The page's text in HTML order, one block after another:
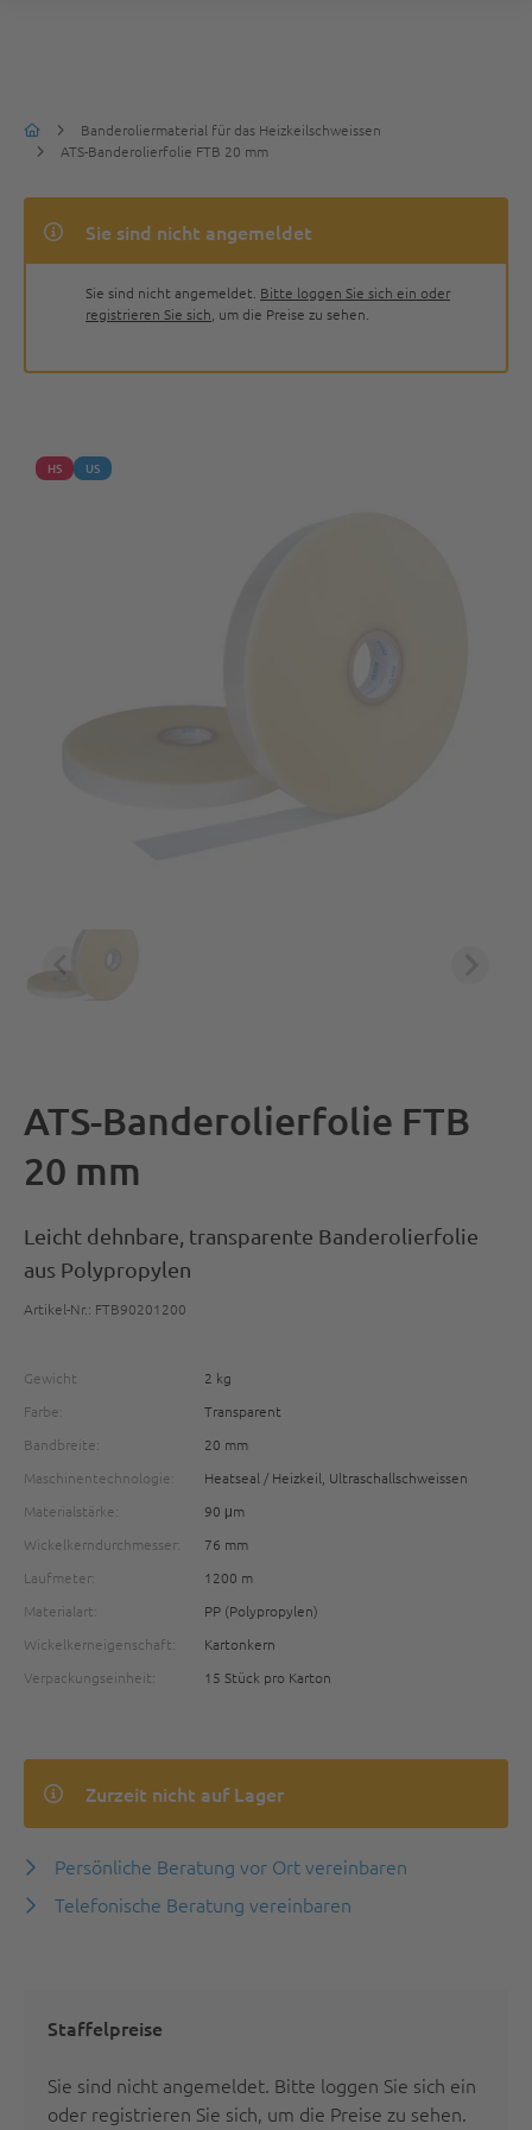
Banderoliermaterial für das Heizkeilschweissen
ATS-Banderolierfolie FTB 20 mm
Sie sind nicht angemeldet
Sie sind nicht angemeldet. Bitte loggen Sie sich ein oder
registrieren Sie sich , um die Preise zu sehen.
HS US
ATS-Banderolierfolie FTB
20 mm
Leicht dehnbare, transparente Banderolierfolie
aus Polypropylen
Artikel-Nr.: FTB90201200
Gewicht
2 kg
Farbe:
Transparent
Bandbreite:
20 mm
Maschinentechnologie:
Heatseal / Heizkeil, Ultraschallschweissen
Materialstärke:
90 μm
Wickelkerndurchmesser:
76 mm
Laufmeter:
1200 m
Materialart:
PP (Polypropylen)
Wickelkerneigenschaft:
Kartonkern
Verpackungseinheit:
15 Stück pro Karton
Zurzeit nicht auf Lager
Persönliche Beratung vor Ort vereinbaren
Telefonische Beratung vereinbaren
Staffelpreise
Sie sind nicht angemeldet. Bitte loggen Sie sich ein
oder registrieren Sie sich, um die Preise zu sehen.